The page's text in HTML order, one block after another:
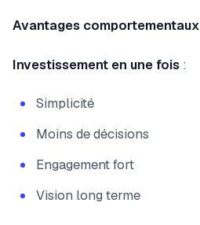
Avantages comportementaux
Investissement en une fois :
Simplicité
Moins de décisions
Engagement fort
Vision long terme